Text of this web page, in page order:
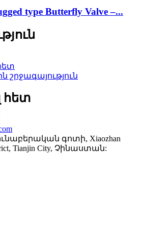
type Butterfly Valve –...
շրջագայություն
հետ
գոտի, Xiaozhan
Tianjin City, Չինաստան: